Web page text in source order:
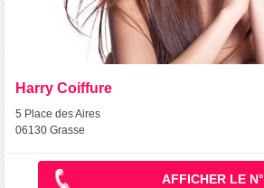
Harry Coiffure
5 Place des Aires
06130 Grasse
AFFICHER LE N°